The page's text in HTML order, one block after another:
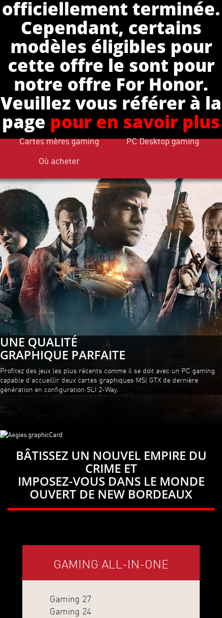
officiellement terminée.
Cependant, certains
modèles éligibles pour
cette offre le sont pour
notre offre For Honor.
Veuillez vous référer à la
page pour en savoir plus
Cartes mères gaming
PC Desktop gaming
Où acheter
UNE QUALITÉ
GRAPHIQUE PARFAITE
Profitez des jeux les plus récents comme il se doit avec un PC gaming
capable d'accueillir deux cartes graphiques MSI GTX de dernière
génération en configuration SLI 2-Way.
BÂTISSEZ UN NOUVEL EMPIRE DU
CRIME ET
IMPOSEZ-VOUS DANS LE MONDE
OUVERT DE NEW BORDEAUX
GAMING ALL-IN-ONE
Gaming 27
Gaming 24